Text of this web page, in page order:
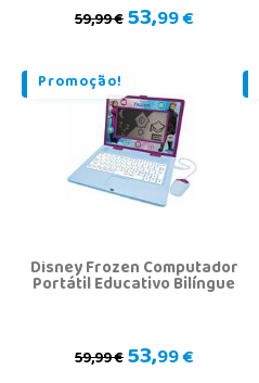
59,99 €53,99 €
Promoção!
Disney Frozen Computador
Portátil Educativo Bilíngue
59,99 €53,99 €